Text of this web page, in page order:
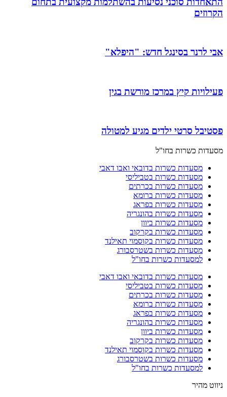
הקרוזים
אבי לרנר בסינגל חדש: "היפלא"
פעילויות קיץ במרכז מורשת בגין
פסטיבל סרטי ילדים מגיע למטולה
מסעדות כשרות בחו"ל
מסעדות כשרות בדובאי ואבו דאבי
מסעדות כשרות בטביליסי
מסעדות כשרות בכרתים
מסעדות כשרות ברומא
מסעדות כשרות בפראג
מסעדות כשרות בהונגריה
מסעדות כשרות ביוון
מסעדות כשרות בקרקוב
מסעדות כשרות בקוסמוי תאילנד
מסעדות כשרות בשטרסבורג
למסעדות כשרות בחו"ל
מסעדות כשרות בדובאי ואבו דאבי
מסעדות כשרות בטביליסי
מסעדות כשרות בכרתים
מסעדות כשרות ברומא
מסעדות כשרות בפראג
מסעדות כשרות בהונגריה
מסעדות כשרות ביוון
מסעדות כשרות בקרקוב
מסעדות כשרות בקוסמוי תאילנד
מסעדות כשרות בשטרסבורג
למסעדות כשרות בחו"ל
ניווט מהיר